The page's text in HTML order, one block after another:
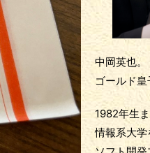
中岡英也。
ゴールド皇
1982年生
情報系大